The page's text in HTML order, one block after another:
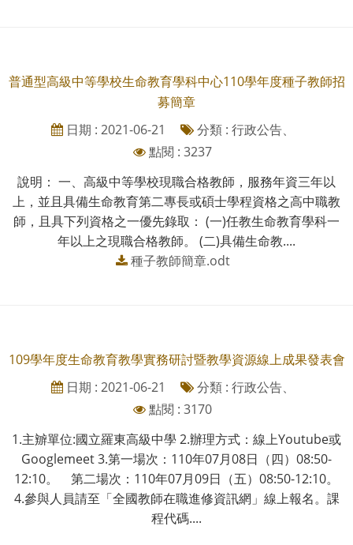
普通型高級中等學校生命教育學科中心110學年度種子教師招
募簡章
日期 : 2021-06-21
分類 : 行政公告、
點閱 : 3237
說明： 一、高級中等學校現職合格教師，服務年資三年以
上，並且具備生命教育第二專長或碩士學程資格之高中職教
師，且具下列資格之一優先錄取： (一)任教生命教育學科一
年以上之現職合格教師。 (二)具備生命教....
種子教師簡章.odt
109學年度生命教育教學實務研討暨教學資源線上成果發表會
日期 : 2021-06-21
分類 : 行政公告、
點閱 : 3170
1.主辧單位:國立羅東高級中學 2.辦理方式：線上Youtube或
Googlemeet 3.第一場次：110年07月08日（四）08:50-
12:10。 第二場次：110年07月09日（五）08:50-12:10。
4.參與人員請至「全國教師在職進修資訊網」線上報名。課
程代碼....